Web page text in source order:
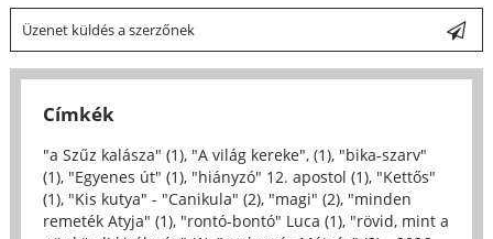
Üzenet küldés a szerzőnek
Címkék
"a Szűz kalásza" (1), "A világ kereke", (1), "bika-szarv"
(1), "Egyenes út" (1), "hiányzó" 12. apostol (1), "Kettős"
(1), "Kis kutya" - "Canikula" (2), "magi" (2), "minden
remeték Atyja" (1), "rontó-bontó" Luca (1), "rövid, mint a